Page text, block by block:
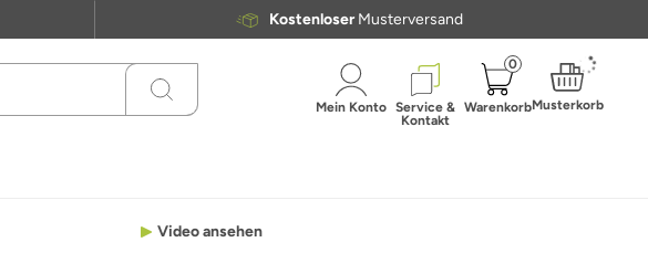
Kostenloser Musterversand
Mein Konto Service &
Kontakt
0
WarenkorbMusterkorb
Video ansehen